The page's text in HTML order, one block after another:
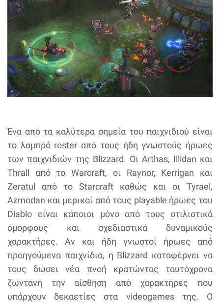
Ένα από τα καλύτερα σημεία του παιχνιδιού είναι
το λαμπρό roster από τους ήδη γνωστούς ήρωες
των παιχνιδιών της Blizzard. Οι Arthas, Illidan και
Thrall από το Warcraft, οι Raynor, Kerrigan και
Zeratul από το Starcraft καθώς και οι Tyrael,
Azmodan και μερικοί από τους playable ήρωες του
Diablo είναι κάποιοι μόνο από τους στιλιστικά
όμορφους και σχεδιαστικά δυναμικούς
χαρακτήρες. Αν και ήδη γνωστοί ήρωες από
προηγούμενα παιχνίδια, η Blizzard καταφέρνει να
τους δώσει νέα πνοή κρατώντας ταυτόχρονα
ζωντανή την αίσθηση από χαρακτήρες που
υπάρχουν δεκαετίες στα videogames της. Ο